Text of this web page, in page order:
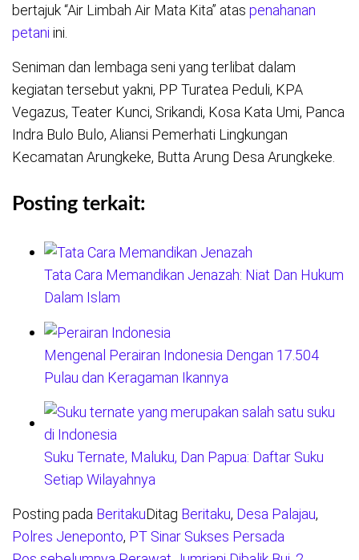
bertajuk “Air Limbah Air Mata Kita” atas penahanan
petani ini.
Seniman dan lembaga seni yang terlibat dalam
kegiatan tersebut yakni, PP Turatea Peduli, KPA
Vegazus, Teater Kunci, Srikandi, Kosa Kata Umi, Panca
Indra Bulo Bulo, Aliansi Pemerhati Lingkungan
Kecamatan Arungkeke, Butta Arung Desa Arungkeke.
Posting terkait:
Tata Cara Memandikan Jenazah: Niat Dan Hukum
Dalam Islam
Mengenal Perairan Indonesia Dengan 17.504
Pulau dan Keragaman Ikannya
Suku Ternate, Maluku, Dan Papua: Daftar Suku
Setiap Wilayahnya
Posting pada BeritakuDitag Beritaku, Desa Palajau,
Polres Jeneponto, PT Sinar Sukses Persada